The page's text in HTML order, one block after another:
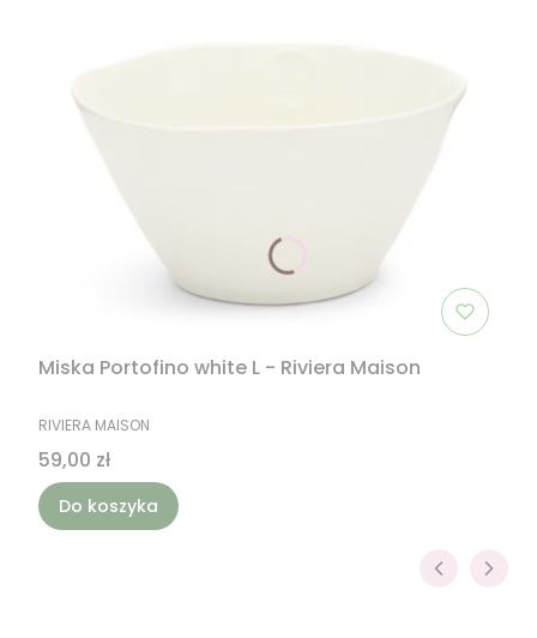
Miska Portofino white L - Riviera Maison
PRODUCENT
RIVIERA MAISON
Cena
59,00 zł
Do koszyka